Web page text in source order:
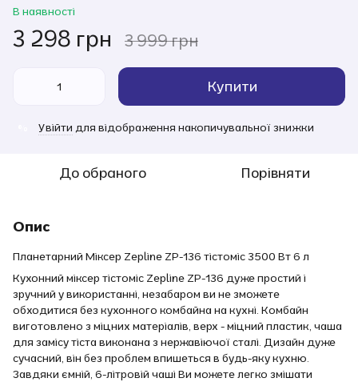
В наявності
3 298 грн 3 999 грн
Купити
Увійти для відображення накопичувальної знижки
До обраного Порівняти
Опис
Планетарний Міксер Zepline ZP-136 тістоміс 3500 Вт 6 л
Кухонний міксер тістоміс Zepline ZP-136 дуже простий і
зручний у використанні, незабаром ви не зможете
обходитися без кухонного комбайна на кухні. Комбайн
виготовлено з міцних матеріалів, верх - міцний пластик, чаша
для замісу тіста виконана з нержавіючої сталі. Дизайн дуже
сучасний, він без проблем впишеться в будь-яку кухню.
Завдяки ємній, 6-літровій чаші Ви можете легко змішати